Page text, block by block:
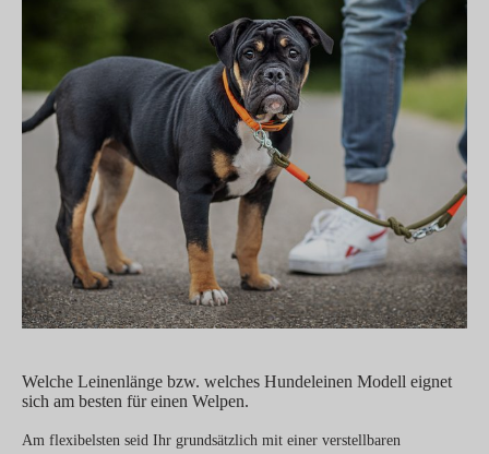
Welche Leinenlänge bzw. welches Hundeleinen Modell eignet
sich am besten für einen Welpen.
Am flexibelsten seid Ihr grundsätzlich mit einer verstellbaren